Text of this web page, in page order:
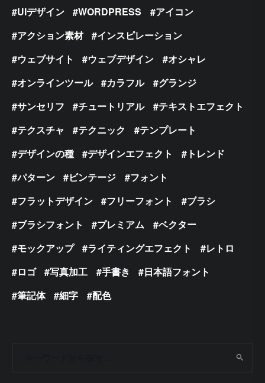
UIデザイン
WORDPRESS
アイコン
アクション素材
インスピレーション
ウェブサイト
ウェブデザイン
オシャレ
オンラインツール
カラフル
グランジ
サンセリフ
チュートリアル
テキストエフェクト
テクスチャ
テクニック
テンプレート
デザインの種
デザインエフェクト
トレンド
パターン
ビンテージ
フォント
フラットデザイン
フリーフォント
ブラシ
ブラシフォント
プレミアム
ベクター
モックアップ
ライティングエフェクト
レトロ
ロゴ
写真加工 手書き
日本語フォント
筆記体
細字 配色